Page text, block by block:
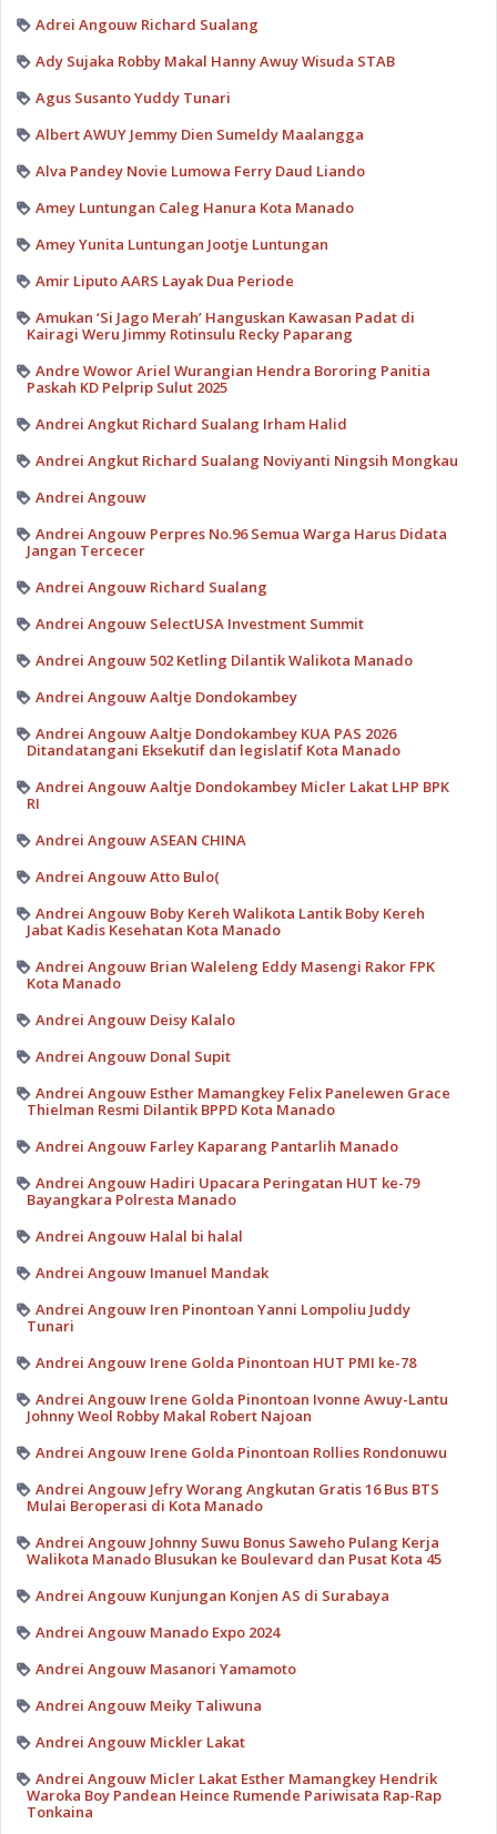
Adrei Angouw Richard Sualang
Ady Sujaka Robby Makal Hanny Awuy Wisuda STAB
Agus Susanto Yuddy Tunari
Albert AWUY Jemmy Dien Sumeldy Maalangga
Alva Pandey Novie Lumowa Ferry Daud Liando
Amey Luntungan Caleg Hanura Kota Manado
Amey Yunita Luntungan Jootje Luntungan
Amir Liputo AARS Layak Dua Periode
Amukan ‘Si Jago Merah’ Hanguskan Kawasan Padat di
Kairagi Weru Jimmy Rotinsulu Recky Paparang
Andre Wowor Ariel Wurangian Hendra Bororing Panitia
Paskah KD Pelprip Sulut 2025
Andrei Angkut Richard Sualang Irham Halid
Andrei Angkut Richard Sualang Noviyanti Ningsih Mongkau
Andrei Angouw
Andrei Angouw Perpres No.96 Semua Warga Harus Didata
Jangan Tercecer
Andrei Angouw Richard Sualang
Andrei Angouw SelectUSA Investment Summit
Andrei Angouw 502 Ketling Dilantik Walikota Manado
Andrei Angouw Aaltje Dondokambey
Andrei Angouw Aaltje Dondokambey KUA PAS 2026
Ditandatangani Eksekutif dan legislatif Kota Manado
Andrei Angouw Aaltje Dondokambey Micler Lakat LHP BPK
RI
Andrei Angouw ASEAN CHINA
Andrei Angouw Atto Bulo(
Andrei Angouw Boby Kereh Walikota Lantik Boby Kereh
Jabat Kadis Kesehatan Kota Manado
Andrei Angouw Brian Waleleng Eddy Masengi Rakor FPK
Kota Manado
Andrei Angouw Deisy Kalalo
Andrei Angouw Donal Supit
Andrei Angouw Esther Mamangkey Felix Panelewen Grace
Thielman Resmi Dilantik BPPD Kota Manado
Andrei Angouw Farley Kaparang Pantarlih Manado
Andrei Angouw Hadiri Upacara Peringatan HUT ke-79
Bayangkara Polresta Manado
Andrei Angouw Halal bi halal
Andrei Angouw Imanuel Mandak
Andrei Angouw Iren Pinontoan Yanni Lompoliu Juddy
Tunari
Andrei Angouw Irene Golda Pinontoan HUT PMI ke-78
Andrei Angouw Irene Golda Pinontoan Ivonne Awuy-Lantu
Johnny Weol Robby Makal Robert Najoan
Andrei Angouw Irene Golda Pinontoan Rollies Rondonuwu
Andrei Angouw Jefry Worang Angkutan Gratis 16 Bus BTS
Mulai Beroperasi di Kota Manado
Andrei Angouw Johnny Suwu Bonus Saweho Pulang Kerja
Walikota Manado Blusukan ke Boulevard dan Pusat Kota 45
Andrei Angouw Kunjungan Konjen AS di Surabaya
Andrei Angouw Manado Expo 2024
Andrei Angouw Masanori Yamamoto
Andrei Angouw Meiky Taliwuna
Andrei Angouw Mickler Lakat
Andrei Angouw Micler Lakat Esther Mamangkey Hendrik
Waroka Boy Pandean Heince Rumende Pariwisata Rap-Rap
Tonkaina